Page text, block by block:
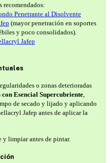
recomendados:
Penetrante al Disolvente
(mayor penetración en soportes
y poco consolidados).
Jafep
o zonas deterioradas
Esencial Supercubriente
de secado y lijado y aplicando
Jafep antes de aplicar la
y limpiar antes de pintar.